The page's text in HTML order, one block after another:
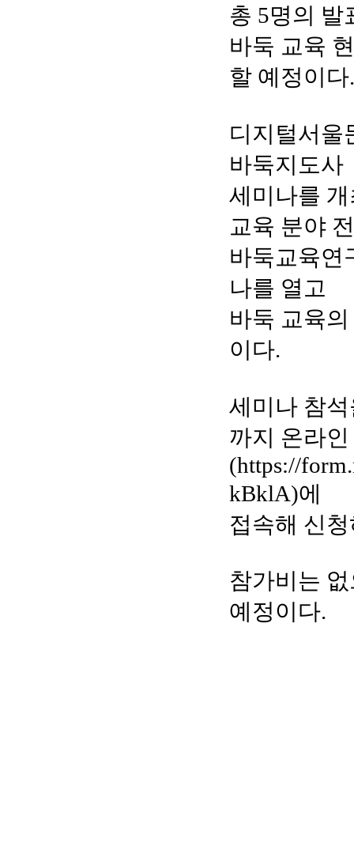
총 5명의 발
바둑 교육
할 예정이다.
디지털서울
바둑지도사
세미나를
교육 분야
바둑교육연
나를 열고
바둑 교육
이다.
세미나 참
까지 온라
(https://
kBklA)에
접속해 신
참가비는
예정이다.